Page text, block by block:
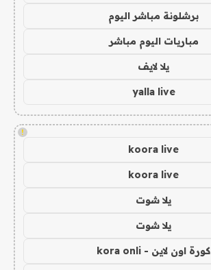
برشلونة مباشر اليوم
مباريات اليوم مباشر
يلا لايف
yalla live
!
koora live
koora live
يلا شوت
يلا شوت
كورة اون لاين - kora onli